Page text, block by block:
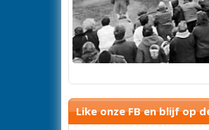
Like onze FB en blijf op